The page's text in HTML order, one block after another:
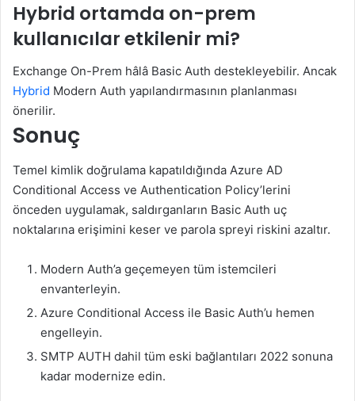
Hybrid ortamda on-prem
kullanıcılar etkilenir mi?
Exchange On-Prem hâlâ Basic Auth destekleyebilir. Ancak
Hybrid Modern Auth yapılandırmasının planlanması
önerilir.
Sonuç
Temel kimlik doğrulama kapatıldığında Azure AD
Conditional Access ve Authentication Policy’lerini
önceden uygulamak, saldırganların Basic Auth uç
noktalarına erişimini keser ve parola spreyi riskini azaltır.
Modern Auth’a geçemeyen tüm istemcileri
envanterleyin.
Azure Conditional Access ile Basic Auth’u hemen
engelleyin.
SMTP AUTH dahil tüm eski bağlantıları 2022 sonuna
kadar modernize edin.